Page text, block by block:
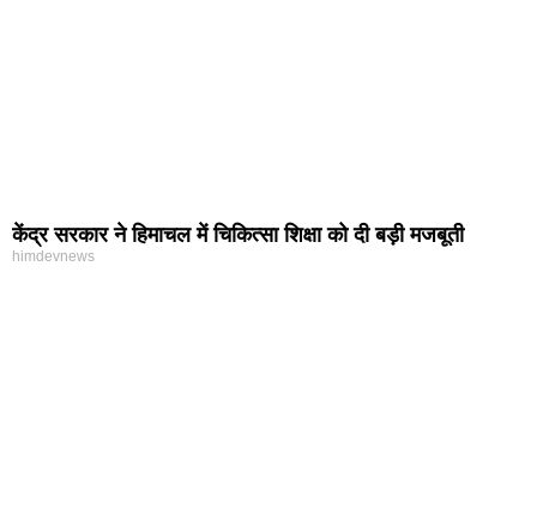
केंद्र सरकार ने हिमाचल में चिकित्सा शिक्षा को दी बड़ी मजबूती
himdevnews